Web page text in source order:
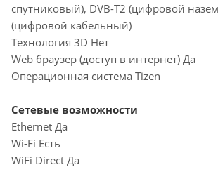
спутниковый), DVB-T2 (цифровой
(цифровой кабельный)
Технология 3D Нет
Web браузер (доступ в интернет) Да
Операционная система Tizen
Сетевые возможности
Ethernet Да
Wi-Fi Есть
WiFi Direct Да